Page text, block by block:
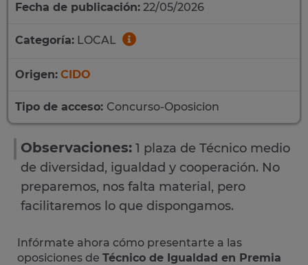
Fecha de publicación: 22/05/2026
Categoría: LOCAL
Origen: CIDO
Tipo de acceso: Concurso-Oposicion
Observaciones: 1 plaza de Técnico medio
de diversidad, igualdad y cooperación. No
preparemos, nos falta material, pero
facilitaremos lo que dispongamos.
Infórmate ahora cómo presentarte a las
oposiciones de Técnico de Igualdad en Premia